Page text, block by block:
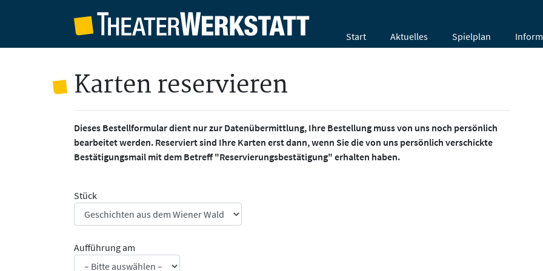
Start Aktuelles Spielplan
Karten reservieren
Dieses Bestellformular dient nur zur Datenübermittlung, Ihre Bestellung muss von uns noch persönlich
bearbeitet werden. Reserviert sind Ihre Karten erst dann, wenn Sie die von uns persönlich verschickte
Bestätigungsmail mit dem Betreff "Reservierungsbestätigung" erhalten haben.
Stück
Aufführung am